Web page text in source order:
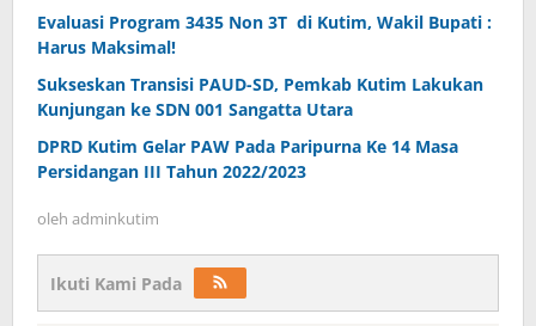
Evaluasi Program 3435 Non 3T di Kutim, Wakil Bupati :
Harus Maksimal!
Sukseskan Transisi PAUD-SD, Pemkab Kutim Lakukan
Kunjungan ke SDN 001 Sangatta Utara
DPRD Kutim Gelar PAW Pada Paripurna Ke 14 Masa
Persidangan III Tahun 2022/2023
oleh adminkutim
Ikuti Kami Pada